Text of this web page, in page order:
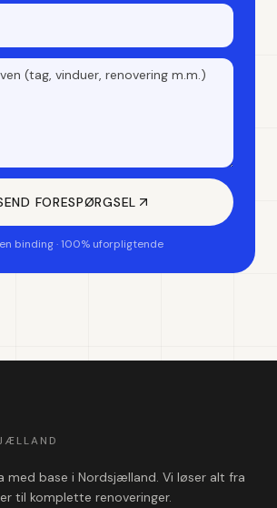
FORESPØRGSEL
binding · 100% uforpligtende
med base i Nordsjælland. Vi løser alt fra
til komplette renoveringer.